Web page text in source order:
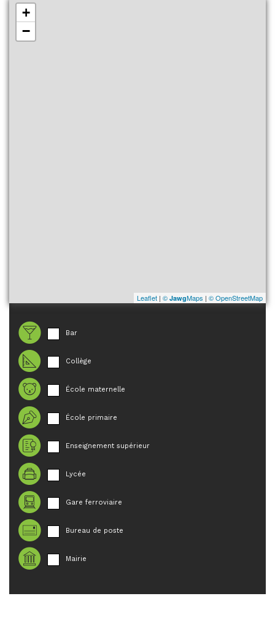
+
−
Leaflet | © JawgMaps | © OpenStreetMap
Bar
Collège
École maternelle
École primaire
Enseignement supérieur
Lycée
Gare ferroviaire
Bureau de poste
Mairie